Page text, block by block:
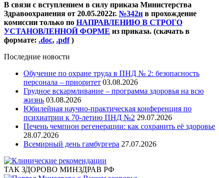
В связи с вступлением в силу приказа Министерства
Здравоохранения от 20.05.2022г. №342н в прохождение
комиссии только по НАПРАВЛЕНИЮ В СТРОГО
УСТАНОВЛЕННОЙ ФОРМЕ из приказа. (скачать в
формате: .doc, .pdf)
Последние новости
Обучение по охране труда в ПНД № 2: безопасность
персонала – приоритет 03.08.2026
Грудное вскармливание – программа здоровья на всю
жизнь 03.08.2026
Юбилейная научно-практическая конференция по
психиатрии к 70-летию ПНД №2 29.07.2026
Печень чемпион регенерации: как сохранить её здоровье
28.07.2026
Всемирный день гамбургера 27.07.2026
ТАК ЗДОРОВО МИНЗДРАВ РФ